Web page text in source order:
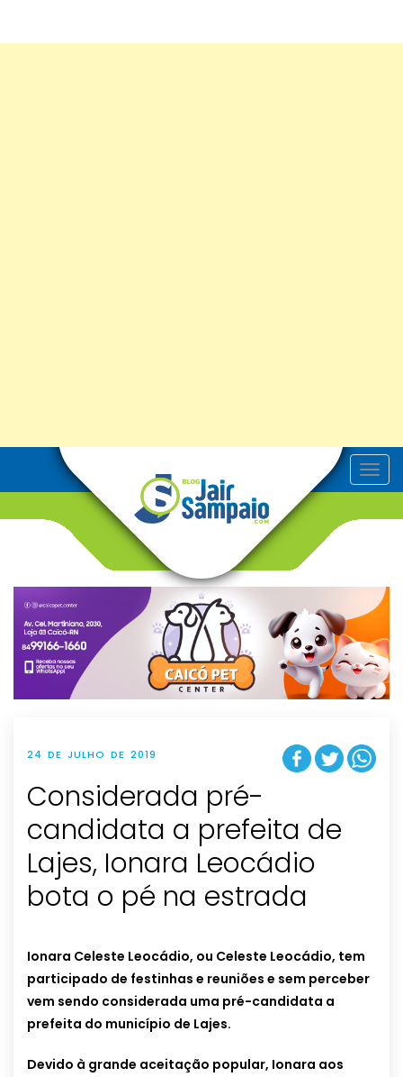
T
o
v
g
t
i
o
n
24 DE JULHO DE 2019
Considerada pré-
candidata a prefeita de
Lajes, Ionara Leocádio
bota o pé na estrada
Ionara Celeste Leocádio, ou Celeste Leocádio, tem
participado de festinhas e reuniões e sem perceber
vem sendo considerada uma pré-candidata a
prefeita do município de Lajes.
Devido à grande aceitação popular, Ionara aos